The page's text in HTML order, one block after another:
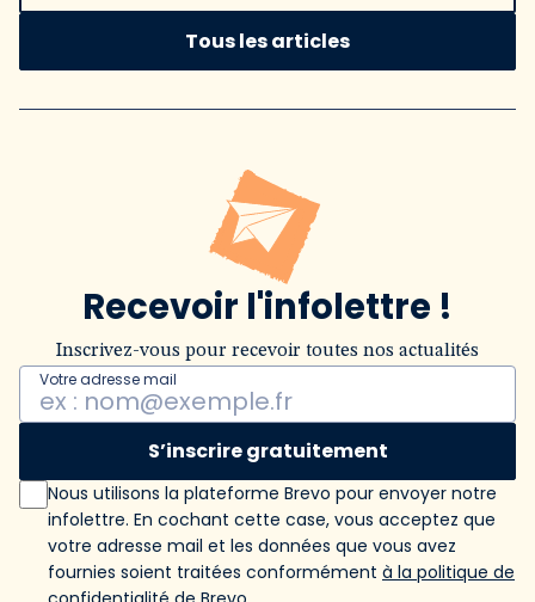
Tous les articles
Recevoir l'infolettre !
Inscrivez-vous pour recevoir toutes nos actualités
Votre adresse mail
S’inscrire gratuitement
Nous utilisons la plateforme Brevo pour envoyer notre
infolettre. En cochant cette case, vous acceptez que
votre adresse mail et les données que vous avez
fournies soient traitées conformément à la politique de